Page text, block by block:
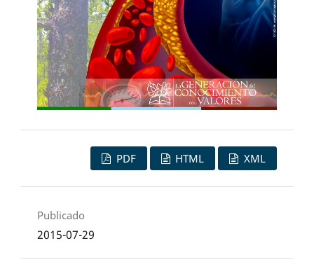
PDF HTML XML
Publicado
2015-07-29